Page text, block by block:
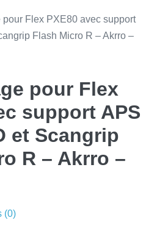
pour Flex PXE80 avec support
Flash Micro R – Akrro –
pour Flex
support APS
et Scangrip
R – Akrro –
(0)